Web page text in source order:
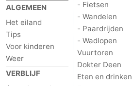
ALGEMEEN
Het eiland
Tips
Voor kinderen
Weer
VERBLIJF
- Fietsen
- Wandelen
- Paardrijden
- Wadlopen
Vuurtoren
Dokter Deen
Eten en drinken